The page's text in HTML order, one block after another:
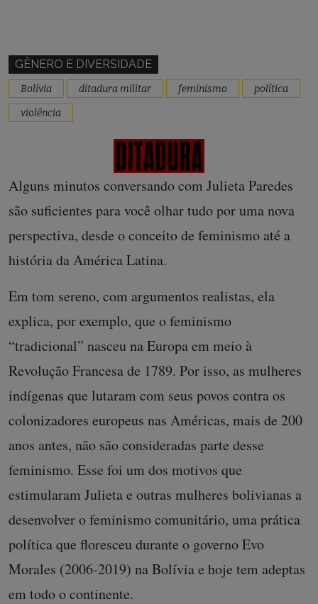
GÊNERO E DIVERSIDADE
Bolívia ditadura militar feminismo
política
violência
Alguns minutos conversando com Julieta Paredes
são suficientes para você olhar tudo por uma nova
perspectiva, desde o conceito de feminismo até a
história da América Latina.
Em tom sereno, com argumentos realistas, ela
explica, por exemplo, que o feminismo
“tradicional” nasceu na Europa em meio à
Revolução Francesa de 1789. Por isso, as mulheres
indígenas que lutaram com seus povos contra os
colonizadores europeus nas Américas, mais de 200
anos antes, não são consideradas parte desse
feminismo. Esse foi um dos motivos que
estimularam Julieta e outras mulheres bolivianas a
desenvolver o feminismo comunitário, uma prática
política que floresceu durante o governo Evo
Morales (2006-2019) na Bolívia e hoje tem adeptas
em todo o continente.